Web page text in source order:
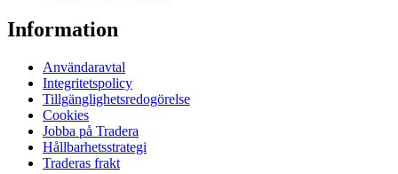
Information
Användaravtal
Integritetspolicy
Tillgänglighetsredogörelse
Cookies
Jobba på Tradera
Hållbarhetsstrategi
Traderas frakt